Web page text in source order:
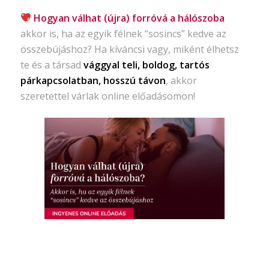
Hogyan válhat (újra) forróvá a hálószoba
akkor is, ha az egyik félnek “sosincs” kedve az
összebújáshoz? Ha kíváncsi vagy, miként élhetsz
te és a társad vággyal teli, boldog, tartós
párkapcsolatban, hosszú távon, akkor
szeretettel várlak online előadásomon!